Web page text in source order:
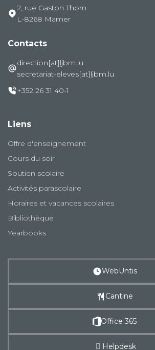
2, rue Gaston Thorn
L-8268 Mamer
Contacts
direction[at]ljbm.lu
secretariat-eleves[at]ljbm.lu
+352 26 31 40-1
Liens
Offre d'enseignement
Cours du soir
Soutien scolaire
Activités parascolaire
Horaires et vacances scolaires
Bibliothèque
Yearbooks
WebUntis
Cantine
Office 365
Helpdesk